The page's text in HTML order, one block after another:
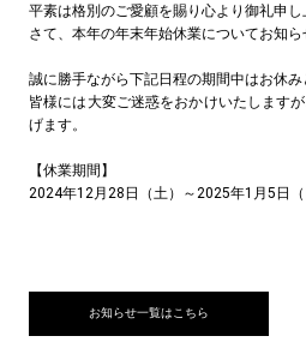
平素は格別のご愛顧を賜り心より御礼申し
さて、本年の年末年始休業についてお知ら
誠に勝手ながら下記日程の期間中はお休み
皆様には大変ご迷惑をおかけいたします
げます。
【休業期間】
2024年12月28日（土）～2025年1月5日（
お知らせ一覧はこちら